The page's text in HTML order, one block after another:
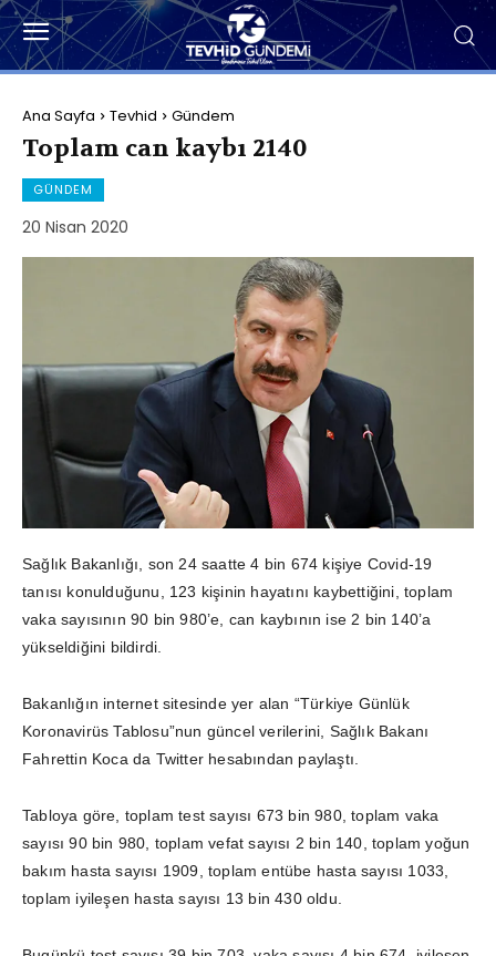
Ana Sayfa Tevhid Gündem
Toplam can kaybı 2140
GÜNDEM
20 Nisan 2020
Sağlık Bakanlığı, son 24 saatte 4 bin 674 kişiye Covid-19
tanısı konulduğunu, 123 kişinin hayatını kaybettiğini, toplam
vaka sayısının 90 bin 980’e, can kaybının ise 2 bin 140’a
yükseldiğini bildirdi.
Bakanlığın internet sitesinde yer alan “Türkiye Günlük
Koronavirüs Tablosu”nun güncel verilerini, Sağlık Bakanı
Fahrettin Koca da Twitter hesabından paylaştı.
Tabloya göre, toplam test sayısı 673 bin 980, toplam vaka
sayısı 90 bin 980, toplam vefat sayısı 2 bin 140, toplam yoğun
bakım hasta sayısı 1909, toplam entübe hasta sayısı 1033,
toplam iyileşen hasta sayısı 13 bin 430 oldu.